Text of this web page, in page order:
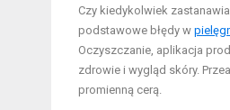
Czy kiedykolwiek
podstawowe błędy w
Oczyszczanie, aplikacja
zdrowie i wygląd skóry.
promienną cerą.